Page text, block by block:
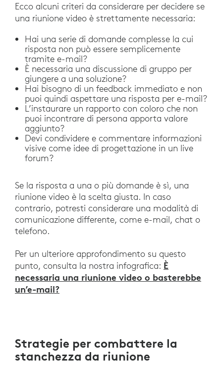
Ecco alcuni criteri da considerare per decidere se
una riunione video è strettamente necessaria:
Hai una serie di domande complesse la cui
risposta non può essere semplicemente
tramite e-mail?
È necessaria una discussione di gruppo per
giungere a una soluzione?
Hai bisogno di un feedback immediato e non
puoi quindi aspettare una risposta per e-mail?
L’instaurare un rapporto con coloro che non
puoi incontrare di persona apporta valore
aggiunto?
Devi condividere e commentare informazioni
visive come idee di progettazione in un live
forum?
Se la risposta a una o più domande è sì, una
riunione video è la scelta giusta. In caso
contrario, potresti considerare una modalità di
comunicazione differente, come e-mail, chat o
telefono.
Per un ulteriore approfondimento su questo
punto, consulta la nostra infografica: È
necessaria una riunione video o basterebbe
un’e-mail?
Strategie per combattere la
stanchezza da riunione